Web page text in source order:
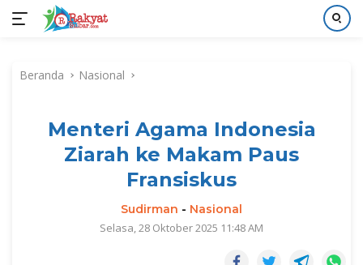
kontenBeranda Nasional
Menteri Agama Indonesia
Ziarah ke Makam Paus
Fransiskus
Sudirman - Nasional
Selasa, 28 Oktober 2025 11:48 AM